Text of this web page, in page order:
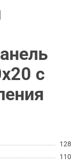
с
128
110